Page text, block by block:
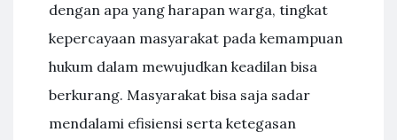
dengan apa yang harapan warga, tingkat
kepercayaan masyarakat pada kemampuan
hukum dalam mewujudkan keadilan bisa
berkurang. Masyarakat bisa saja sadar
mendalami efisiensi serta ketegasan